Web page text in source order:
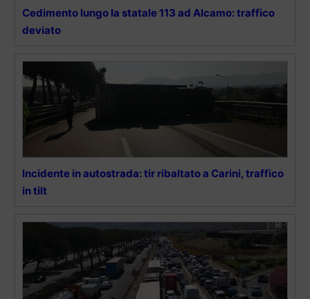
Cedimento lungo la statale 113 ad Alcamo: traffico
deviato
Incidente in autostrada: tir ribaltato a Carini, traffico
in tilt